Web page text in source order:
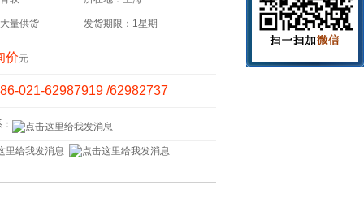
量供货 发货期限：1星期
价元
021-62987919 /62982737